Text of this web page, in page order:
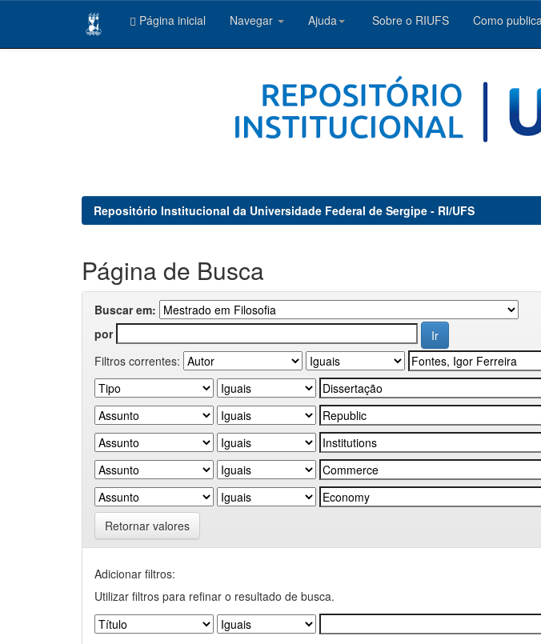
Página inicial Navegar Ajuda Sobre o RIUFS Como
Repositório Institucional da Universidade Federal de Sergipe - RI/UFS
Página de Busca
Buscar em:
por
Filtros correntes:
Retornar valores
Adicionar filtros:
Utilizar filtros para refinar o resultado de busca.